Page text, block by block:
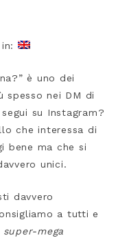
è uno dei
spesso nei DM di
su Instagram?
che interessa di
bene ma che si
unici.
davvero
a tutti e
mega